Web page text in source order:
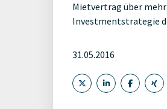
Mietvertrag über
Investmentstrategie
31.05.2016